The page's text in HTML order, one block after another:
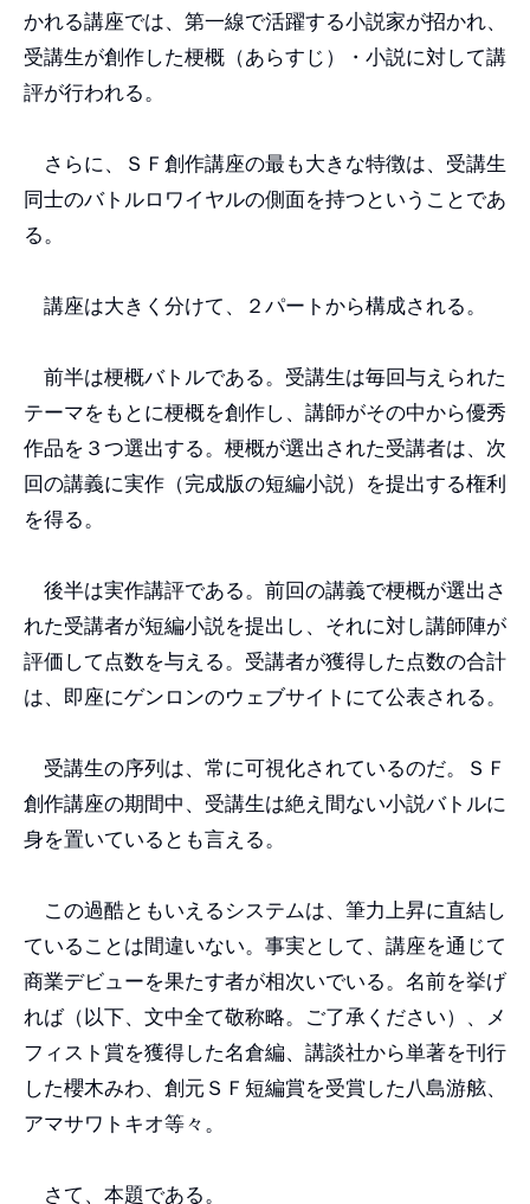
かれる講座では、第一線で活躍する小説家が招かれ、
受講生が創作した梗概（あらすじ）・小説に対して講
評が行われる。
さらに、ＳＦ創作講座の最も大きな特徴は、受講生
同士のバトルロワイヤルの側面を持つということであ
る。
講座は大きく分けて、２パートから構成される。
前半は梗概バトルである。受講生は毎回与えられた
テーマをもとに梗概を創作し、講師がその中から優秀
作品を３つ選出する。梗概が選出された受講者は、次
回の講義に実作（完成版の短編小説）を提出する権利
を得る。
後半は実作講評である。前回の講義で梗概が選出さ
れた受講者が短編小説を提出し、それに対し講師陣が
評価して点数を与える。受講者が獲得した点数の合計
は、即座にゲンロンのウェブサイトにて公表される。
受講生の序列は、常に可視化されているのだ。ＳＦ
創作講座の期間中、受講生は絶え間ない小説バトルに
身を置いているとも言える。
この過酷ともいえるシステムは、筆力上昇に直結し
ていることは間違いない。事実として、講座を通じて
商業デビューを果たす者が相次いでいる。名前を挙げ
れば（以下、文中全て敬称略。ご了承ください）、メ
フィスト賞を獲得した名倉編、講談社から単著を刊行
した櫻木みわ、創元ＳＦ短編賞を受賞した八島游舷、
アマサワトキオ等々。
さて、本題である。